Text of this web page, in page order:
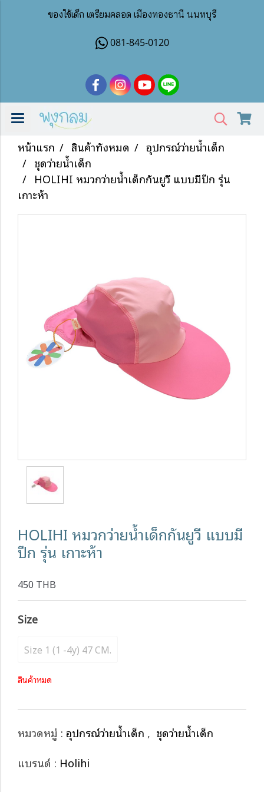
ของใช้เด็ก เตรียมคลอด เมืองทองธานี นนทบุรี
081-845-0120
หน้าแรก สินค้าทั้งหมด
อุปกรณ์ว่ายน้ำเด็ก
ชุดว่ายน้ำเด็ก
HOLIHI หมวกว่ายน้ำเด็กกันยูวี แบบมีปีก รุ่น
เกาะห้า
HOLIHI หมวกว่ายน้ำเด็กกันยูวี แบบมี
ปีก รุ่น เกาะห้า
450 THB
Size
Size 1 (1 -4y) 47 CM.
สินค้าหมด
หมวดหมู่ : อุปกรณ์ว่ายน้ำเด็ก , ชุดว่ายน้ำเด็ก
แบรนด์ : Holihi